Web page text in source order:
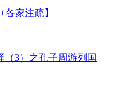
各家注疏】
（3）之孔子周游列国